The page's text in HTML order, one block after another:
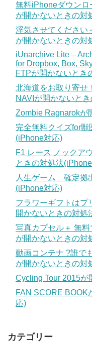
無料iPhoneダウンロ
が開かないときの対
浮気させてください
が開かないときの対
iUnarchive Lite –
for Dropbox, Box,
FTPが開かないとき
北海道をお取り寄
NAVIが開かないと
Zombie Ragnarokが
完全無料クイズfor
(iPhone対応)
F1 レース ノックア
ときの対処法
人生ゲーム 確定拠
(iPhone対応)
フラワーギフトはプ
開かないときの対処
写真カプセル＋ 無料
が開かないときの対
動画コンテナ ?誰で
が開かないときの対
Cycling Tour 2015が
FAN SCORE BOOK
応)
カテゴリー